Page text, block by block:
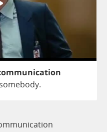
somebody.